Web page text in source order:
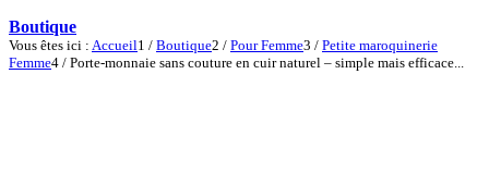
Boutique
Vous êtes ici : Accueil1 / Boutique2 / Pour Femme3 / Petite maroquinerie
Femme4 / Porte-monnaie sans couture en cuir naturel – simple mais efficace...